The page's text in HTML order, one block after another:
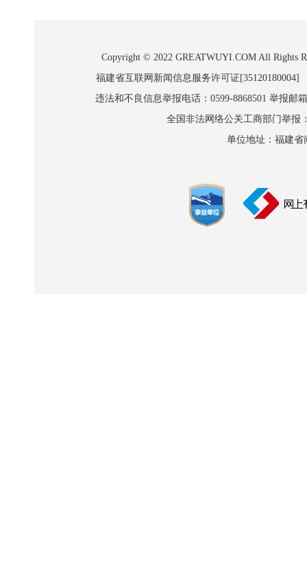
Copyright © 2022 GREATWUYI.COM All Rights
福建省互联网新闻信息服务许可证
违法和不良信息举报电话：0599-8868501 举报邮
全国非法网络公关工商部门举报
单位地址：福建省